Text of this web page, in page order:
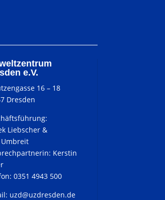
e.V.
16 – 18
Dresden
Liebscher &
Umbreit
Kerstin
0351 4943 500
uzd@uzdresden.de